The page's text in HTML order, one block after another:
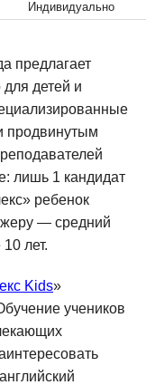
Индивидуально
предлагает
детей и
продвинутым
лишь 1 кандидат
ребенок
— средний
лет.
Kids»
учеников